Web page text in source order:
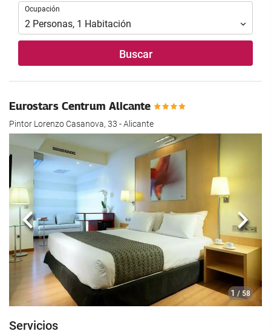
Ocupación
Ocupación
2 Personas, 1 Habitación
Buscar
Eurostars Centrum Alicante
Pintor Lorenzo Casanova, 33 - Alicante
1 / 58
Anterior
Servicios